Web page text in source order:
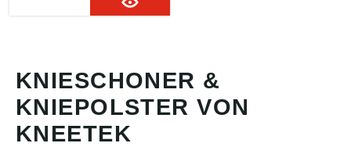
Ausführung: • Niedriges
Beständig gegen Öl,
Bremsenreiniger, Benzin
• Abwaschbar • Maße:
450 mm x 190 mm x 23
mm, ca. 100 g/Stück
Material: Polyethylen-
KNIESCHONER &
KNIEPOLSTER VON
KNEETEK